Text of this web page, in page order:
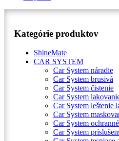
Kategórie produktov
ShineMate
CAR SYSTEM
Car System náradie
Car System brusivá
Car System čistenie
Car System
Car System leštenie
Car System
Car System
Car System